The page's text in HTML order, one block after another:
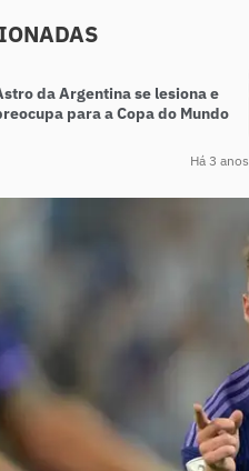
da Argentina se lesiona e
para a Copa do Mundo
Há 3 anos